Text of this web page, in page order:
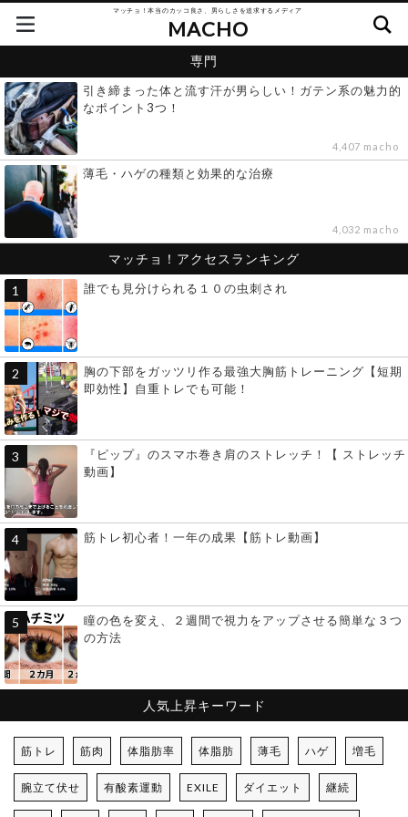
マッチョ！本当のカッコ良さ、男らしさを追求するメディア
MACHO
専門
引き締まった体と流す汗が男らしい！ガテン系の魅力的
なポイント3つ！
4,407 macho
薄毛・ハゲの種類と効果的な治療
4,032 macho
マッチョ！アクセスランキング
誰でも見分けられる１０の虫刺され
胸の下部をガッツリ作る最強大胸筋トレーニング【短期
即効性】自重トレでも可能！
『ピップ』のスマホ巻き肩のストレッチ！【 ストレッチ
動画】
筋トレ初心者！一年の成果【筋トレ動画】
瞳の色を変え、２週間で視力をアップさせる簡単な３つ
の方法
人気上昇キーワード
筋トレ 筋肉 体脂肪率 体脂肪 薄毛 ハゲ 増毛
腕立て伏せ 有酸素運動 EXILE ダイエット 継続